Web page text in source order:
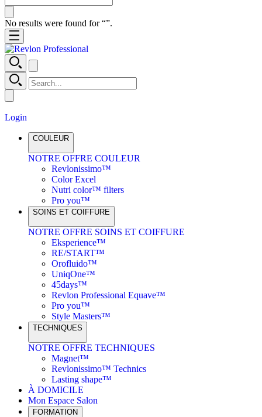
No results were found for “”.
Login
COULEUR
NOTRE OFFRE COULEUR
Revlonissimo™
Color Excel
Nutri color™ filters
Pro you™
SOINS ET COIFFURE
NOTRE OFFRE SOINS ET COIFFURE
Eksperience™
RE/START™
Orofluido™
UniqOne™
45days™
Revlon Professional Equave™
Pro you™
Style Masters™
TECHNIQUES
NOTRE OFFRE TECHNIQUES
Magnet™
Revlonissimo™ Technics
Lasting shape™
À DOMICILE
Mon Espace Salon
FORMATION